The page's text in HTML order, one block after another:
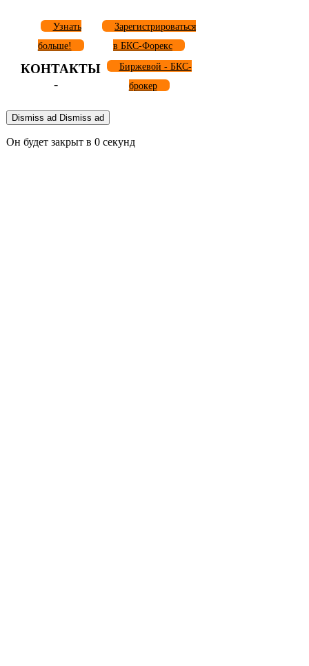
Узнать
больше!
Зарегистрироваться
в БКС-Форекс
КОНТАКТЫ
-
Биржевой - БКС-
брокер
Dismiss ad Dismiss ad
Он будет закрыт в 0 секунд